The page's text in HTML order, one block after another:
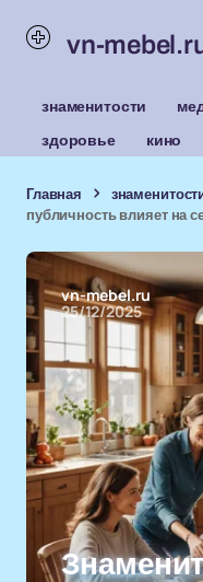
vn-
знаменитости
здоровье
кино
Главная
публичность влияет на
vn-mebel.ru
25/12/2025